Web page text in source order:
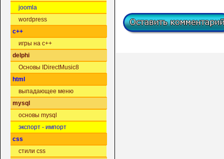
joomla
wordpress
c++
игры на c++
delphi
Основы IDirectMusic8
html
выпадающее меню
mysql
основы mysql
экспорт - импорт
css
стили css